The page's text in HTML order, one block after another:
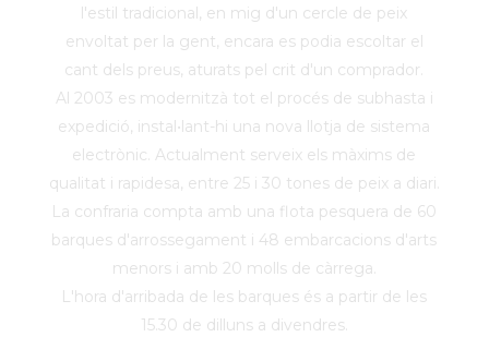
l'estil tradicional, en mig d'un cercle de peix
envoltat per la gent, encara es podia escoltar el
cant dels preus, aturats pel crit d'un comprador.
Al 2003 es modernitzà tot el procés de subhasta i
expedició, instal•lant-hi una nova llotja de sistema
electrònic. Actualment serveix els màxims de
qualitat i rapidesa, entre 25 i 30 tones de peix a diari.
La confraria compta amb una flota pesquera de 60
barques d'arrossegament i 48 embarcacions d'arts
menors i amb 20 molls de càrrega.
L'hora d'arribada de les barques és a partir de les
15.30 de dilluns a divendres.